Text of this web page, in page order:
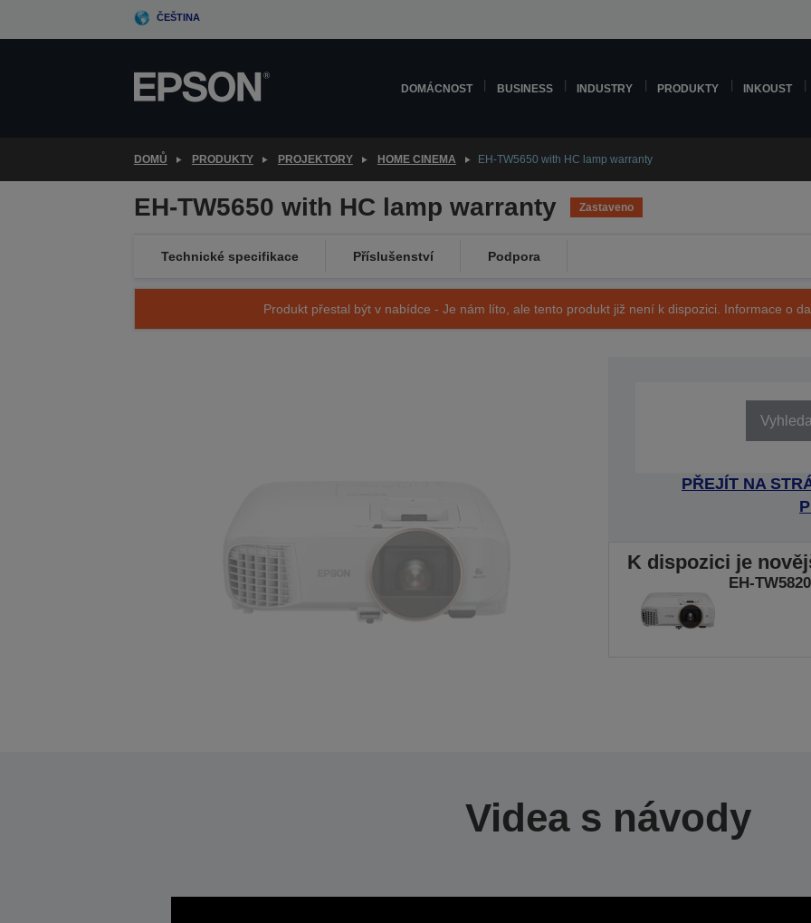
ČEŠTINA
DOMÁCNOST BUSINESS INDUSTRY PRODUKTY INKOUST
DOMŮ PRODUKTY PROJEKTORY HOME CINEMA EH-TW5650 with HC lamp warranty
EH-TW5650 with HC lamp warranty Zastaveno
Technické specifikace Příslušenství Podpora
Produkt přestal být v nabídce - Je nám líto, ale tento produkt již není k dispozici. Informace o
PŘEJÍT NA
K dispozici je
EH-
Videa s návody